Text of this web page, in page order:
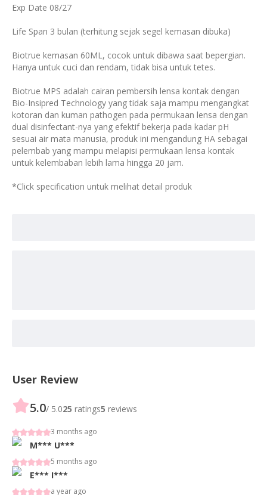
Exp Date 08/27
Life Span 3 bulan (terhitung sejak segel kemasan dibuka)
Biotrue kemasan 60ML, cocok untuk dibawa saat bepergian.
Hanya untuk cuci dan rendam, tidak bisa untuk tetes.
Biotrue MPS adalah cairan pembersih lensa kontak dengan
Bio-Insipred Technology yang tidak saja mampu mengangkat
kotoran dan kuman pathogen pada permukaan lensa dengan
dual disinfectant-nya yang efektif bekerja pada kadar pH
sesuai air mata manusia, produk ini mengandung HA sebagai
pelembab yang mampu melapisi permukaan lensa kontak
untuk kelembaban lebih lama hingga 20 jam.
*Click specification untuk melihat detail produk
User Review
5.0/ 5.025 ratings5 reviews
3 months ago
M*** U***
5 months ago
E*** I***
a year ago